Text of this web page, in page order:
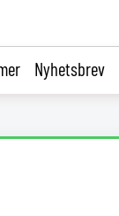
Nyhetsbrev